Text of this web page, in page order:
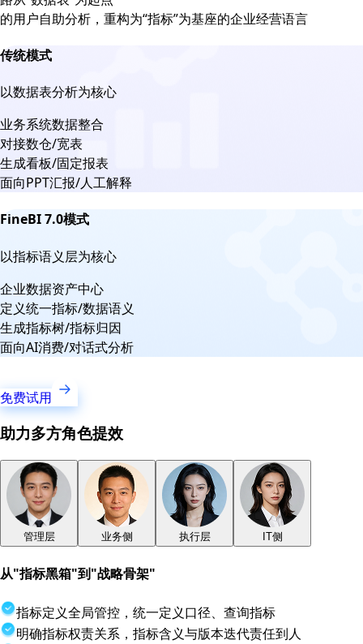
的用户自助分析，重构为“指标”为基座的企业经营语言
传统模式
以数据表分析为核心
业务系统数据整合
对接数仓/宽表
生成看板/固定报表
面向PPT汇报/人工解释
FineBI 7.0模式
以指标语义层为核心
企业数据资产中心
定义统一指标/数据语义
生成指标树/指标归因
面向AI消费/对话式分析
免费试用
助力多方角色提效
管理层 业务侧 执行层 IT侧
从"指标黑箱"到"战略骨架"
指标定义全局管控，统一定义口径、查询指标
明确指标权责关系，指标含义与版本迭代责任到人